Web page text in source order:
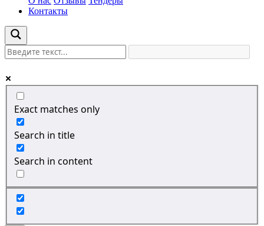
Контакты
Exact matches only
Search in title
Search in content